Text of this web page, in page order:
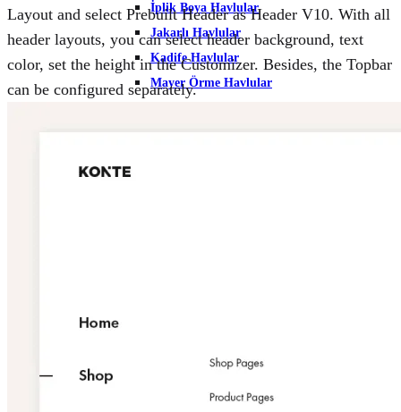
İplik Boya Havlular
Jakarlı Havlular
Kadife Havlular
Mayer Örme Havlular
Microfiber Havlular
Mutfak Tekstilleri
Layout and select Prebuilt Header as Header V10. With all
header layouts, you can select header background, text
color, set the height in the Customizer. Besides, the Topbar
can be configured separately.